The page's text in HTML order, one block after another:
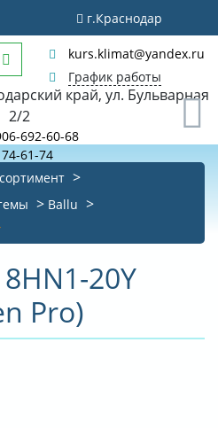
г.Краснодар
kurs.klimat@yandex.ru
График работы
2/2
692-60-68
74-61-74
Ballu
20Y
Pro)